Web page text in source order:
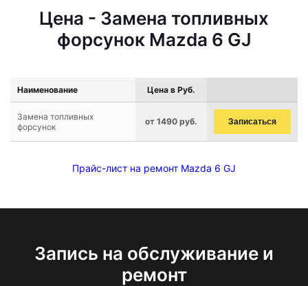
Цена - Замена топливных
форсунок Mazda 6 GJ
Наименование Цена в Руб.
Замена топливных
форсунок
от 1490 руб. Записаться
Прайс-лист на ремонт Mazda 6 GJ
Запись на обслуживание и
ремонт